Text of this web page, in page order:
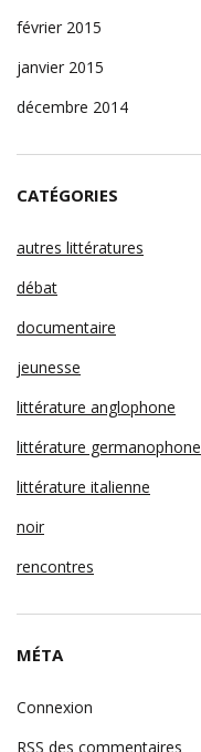
février 2015
janvier 2015
décembre 2014
CATÉGORIES
autres littératures
débat
documentaire
jeunesse
littérature anglophone
littérature germanophone
littérature italienne
noir
rencontres
MÉTA
Connexion
RSS des commentaires